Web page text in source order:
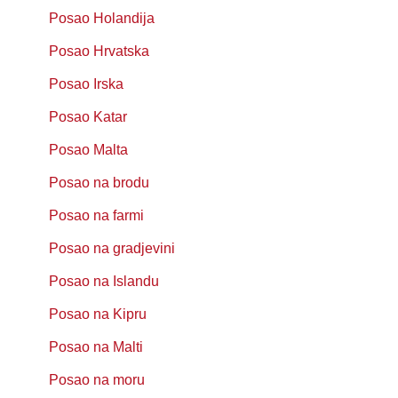
Posao Holandija
Posao Hrvatska
Posao Irska
Posao Katar
Posao Malta
Posao na brodu
Posao na farmi
Posao na gradjevini
Posao na Islandu
Posao na Kipru
Posao na Malti
Posao na moru